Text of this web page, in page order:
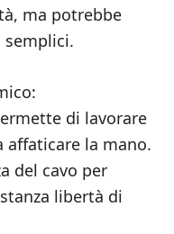
ma potrebbe
semplici.
di lavorare
affaticare la mano.
del cavo per
libertà di